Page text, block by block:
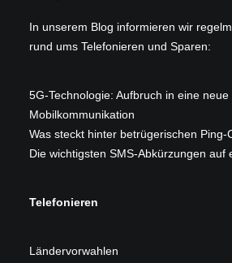
In unserem Blog informieren wir
rund ums Telefonieren und Sparen:
5G-Technologie: Aufbruch in eine
Mobilkommunikation
Was steckt hinter betrügerischen Ping-
Die wichtigsten SMS-Abkürzungen auf
Telefonieren
Ländervorwahlen